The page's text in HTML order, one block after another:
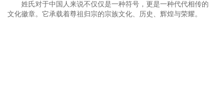
姓氏对于中国人来说不仅仅是一种符号，更是一种代代相传的
文化徽章。它承载着尊祖归宗的宗族文化、历史、辉煌与荣耀。